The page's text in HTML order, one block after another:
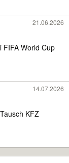
21.06.2026
FIFA World Cup
14.07.2026
KFZ